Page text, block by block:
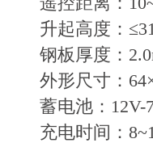
升起高度：
钢板厚度：
外形尺寸：
蓄电池：12V-
充电时间：